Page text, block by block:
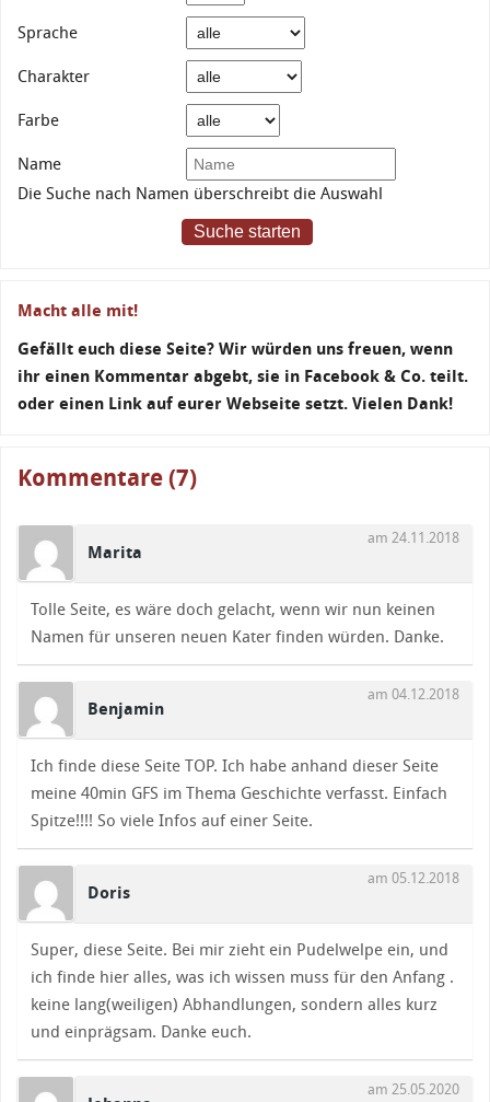
Sprache
Charakter
Farbe
Name
Die Suche nach Namen überschreibt die Auswahl
Suche starten
Macht alle mit!
Gefällt euch diese Seite? Wir würden uns freuen, wenn
ihr einen Kommentar abgebt, sie in Facebook & Co. teilt.
oder einen Link auf eurer Webseite setzt. Vielen Dank!
Kommentare (7)
Marita
am 24.11.2018
Tolle Seite, es wäre doch gelacht, wenn wir nun keinen
Namen für unseren neuen Kater finden würden. Danke.
Benjamin
am 04.12.2018
Ich finde diese Seite TOP. Ich habe anhand dieser Seite
meine 40min GFS im Thema Geschichte verfasst. Einfach
Spitze!!!! So viele Infos auf einer Seite.
Doris
am 05.12.2018
Super, diese Seite. Bei mir zieht ein Pudelwelpe ein, und
ich finde hier alles, was ich wissen muss für den Anfang .
keine lang(weiligen) Abhandlungen, sondern alles kurz
und einprägsam. Danke euch.
am 25.05.2020